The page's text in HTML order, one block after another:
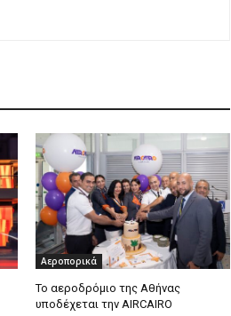
Αεροπορικά
Το αεροδρόμιο της Αθήνας
υποδέχεται την AIRCAIRO